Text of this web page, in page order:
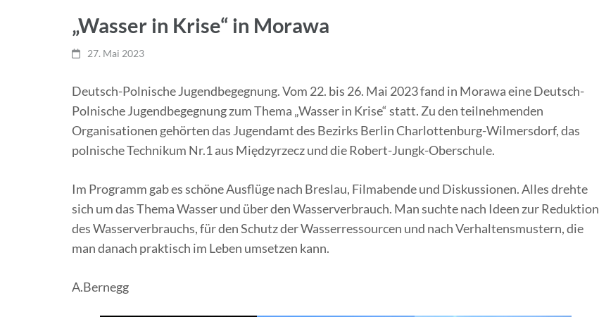
„Wasser in Krise“ in Morawa
27. Mai 2023
Deutsch-Polnische Jugendbegegnung. Vom 22. bis 26. Mai 2023 fand in Morawa eine Deutsch-
Polnische Jugendbegegnung zum Thema „Wasser in Krise“ statt. Zu den teilnehmenden
Organisationen gehörten das Jugendamt des Bezirks Berlin Charlottenburg-Wilmersdorf, das
polnische Technikum Nr.1 aus Międzyrzecz und die Robert-Jungk-Oberschule.
Im Programm gab es schöne Ausflüge nach Breslau, Filmabende und Diskussionen. Alles drehte
sich um das Thema Wasser und über den Wasserverbrauch. Man suchte nach Ideen zur Reduktion
des Wasserverbrauchs, für den Schutz der Wasserressourcen und nach Verhaltensmustern, die
man danach praktisch im Leben umsetzen kann.
A.Bernegg